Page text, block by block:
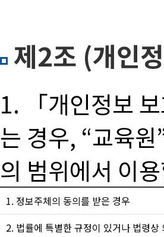
제2조 (개인
1. 「개인정보
는 경우, “교육
의 범위에서 이
1. 정보주체의 동의를 받은 경우
2. 법률에 특별한 규정이 있거나 법령